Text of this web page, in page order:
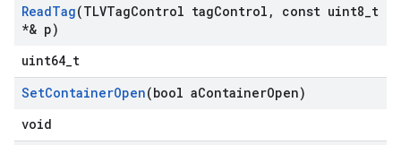
ReadTag(TLVTagControl tagControl , const uint8 t
*& p)
uint64_t
SetContainerOpen(bool aContainerOpen)
void